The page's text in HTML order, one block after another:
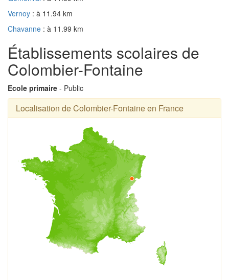
Vernoy : à 11.94 km
Chavanne : à 11.99 km
Établissements scolaires de
Colombier-Fontaine
Ecole primaire - Public
Localisation de Colombier-Fontaine en France